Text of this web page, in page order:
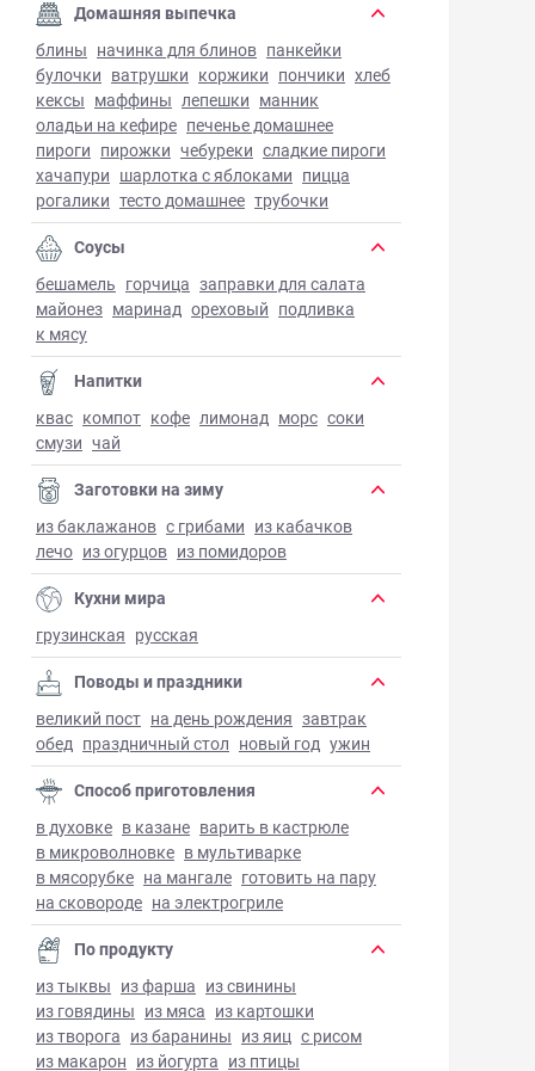
Домашняя выпечка
блины начинка для блинов панкейки
булочки ватрушки коржики пончики хлеб
кексы маффины лепешки манник
оладьи на кефире печенье домашнее
пироги пирожки чебуреки сладкие пироги
хачапури шарлотка с яблоками пицца
рогалики тесто домашнее трубочки
Соусы
бешамель горчица заправки для салата
майонез маринад ореховый подливка
к мясу
Напитки
квас компот кофе лимонад морс соки
смузи чай
Заготовки на зиму
из баклажанов с грибами из кабачков
лечо из огурцов из помидоров
Кухни мира
грузинская русская
Поводы и праздники
великий пост на день рождения завтрак
обед праздничный стол новый год ужин
Способ приготовления
в духовке в казане варить в кастрюле
в микроволновке в мультиварке
в мясорубке на мангале готовить на пару
на сковороде на электрогриле
По продукту
из тыквы из фарша из свинины
из говядины из мяса из картошки
из творога из баранины из яиц с рисом
из макарон из йогурта из птицы